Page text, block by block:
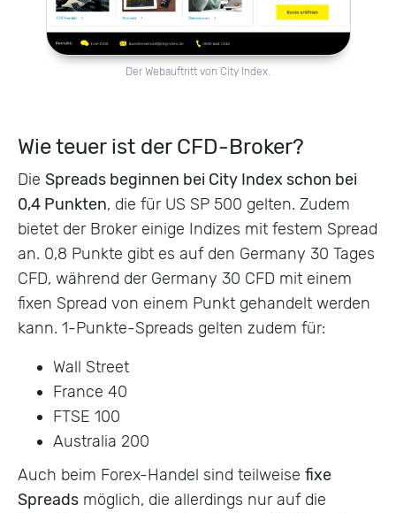
Der Webauftritt von City Index.
Wie teuer ist der CFD-Broker?
Die Spreads beginnen bei City Index schon bei
0,4 Punkten, die für US SP 500 gelten. Zudem
bietet der Broker einige Indizes mit festem Spread
an. 0,8 Punkte gibt es auf den Germany 30 Tages
CFD, während der Germany 30 CFD mit einem
fixen Spread von einem Punkt gehandelt werden
kann. 1-Punkte-Spreads gelten zudem für:
Wall Street
France 40
FTSE 100
Australia 200
Auch beim Forex-Handel sind teilweise fixe
Spreads möglich, die allerdings nur auf die